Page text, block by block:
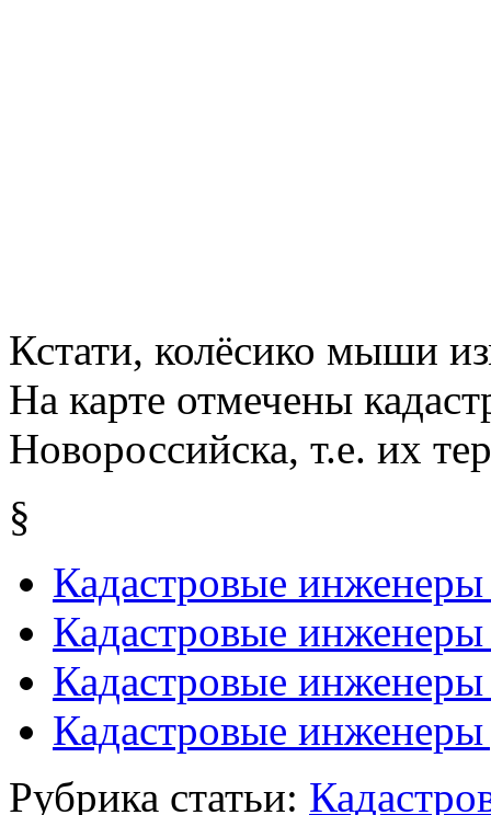
Кстати, колёсико мыши
На карте отмечены
Новороссийска, т.е. их
§
Кадастровые
Кадастровые инженеры
Кадастровые
Кадастровые
Рубрика статьи: